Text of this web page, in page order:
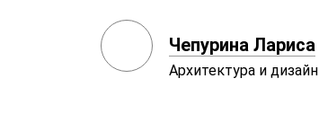
Чепурина Лариса
Архитектура и дизайн